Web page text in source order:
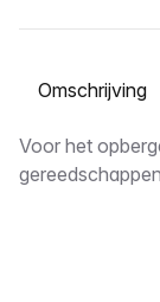
Selecteer een
Voor het